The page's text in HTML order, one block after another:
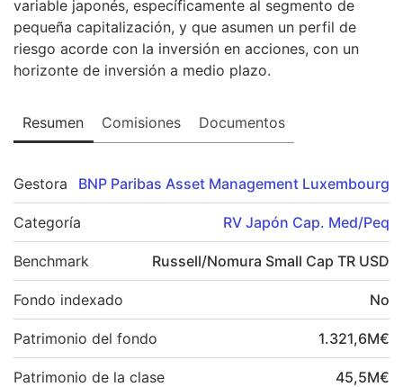
variable japonés, específicamente al segmento de
pequeña capitalización, y que asumen un perfil de
riesgo acorde con la inversión en acciones, con un
horizonte de inversión a medio plazo.
Resumen Comisiones Documentos
Gestora BNP Paribas Asset Management Luxembourg
Categoría RV Japón Cap. Med/Peq
Benchmark Russell/Nomura Small Cap TR USD
Fondo indexado No
Patrimonio del fondo 1.321,6M€
Patrimonio de la clase 45,5M€